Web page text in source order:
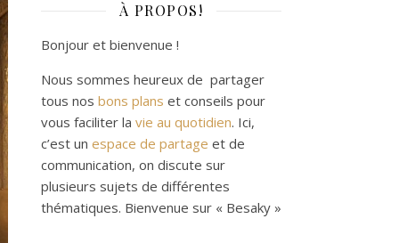
À PROPOS!
Bonjour et bienvenue !
Nous sommes heureux de partager
tous nos bons plans et conseils pour
vous faciliter la vie au quotidien. Ici,
c’est un espace de partage et de
communication, on discute sur
plusieurs sujets de différentes
thématiques. Bienvenue sur « Besaky »